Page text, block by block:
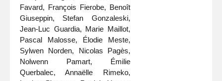
Favard, François Fierobe, Benoît
Giuseppin, Stefan Gonzaleski,
Jean-Luc Guardia, Marie Maillot,
Pascal Malosse, Élodie Meste,
Sylwen Norden, Nicolas Pagès,
Nolwenn Pamart, Émilie
Querbalec, Annaëlle Rimeko,